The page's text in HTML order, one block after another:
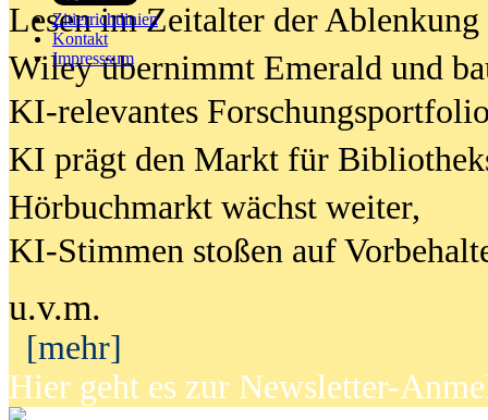
Zitierrichtlinien
Kontakt
Impresssum
Lesen im Zeitalter der Ablenkung
Wiley übernimmt Emerald und
KI-relevantes
KI prägt den Markt für
Hörbuchmarkt wächst weiter,
KI-Stimmen stoßen auf
u.v.m.
[mehr]
Hier geht es zur Newsletter-